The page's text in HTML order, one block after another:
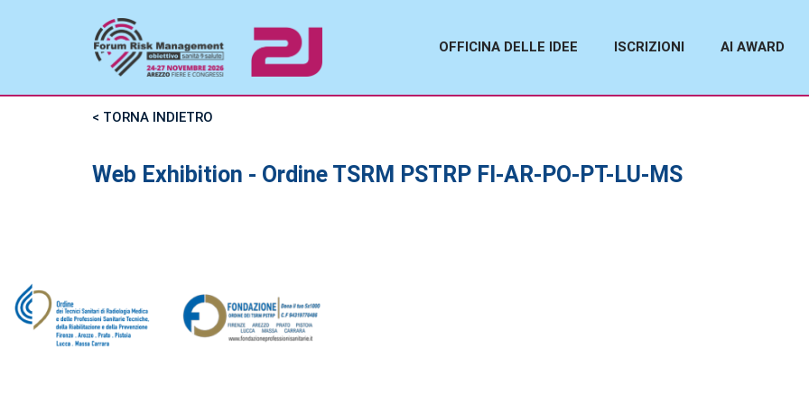
OFFICINA DELLE IDEE ISCRIZIONI AI AWARD
< TORNA INDIETRO
Web Exhibition - Ordine TSRM PSTRP FI-AR-PO-PT-LU-MS